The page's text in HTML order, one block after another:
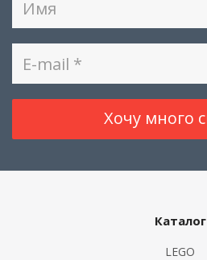
Каталог
LEGO